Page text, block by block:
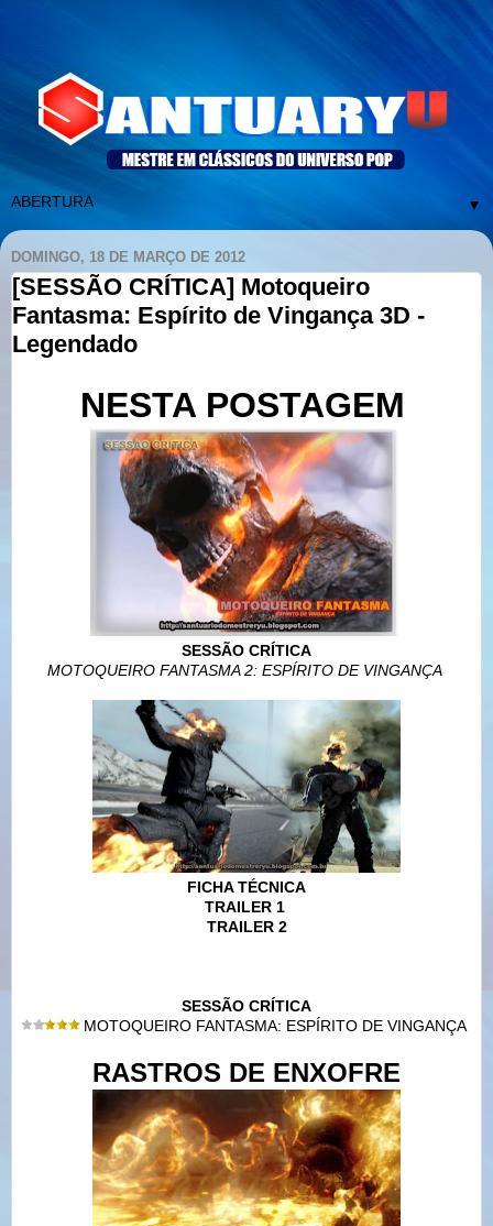
▼
DOMINGO, 18 DE MARÇO DE 2012
[SESSÃO CRÍTICA] Motoqueiro
Fantasma: Espírito de Vingança 3D -
Legendado
NESTA POSTAGEM
SESSÃO CRÍTICA
MOTOQUEIRO FANTASMA 2: ESPÍRITO DE VINGANÇA
FICHA TÉCNICA
TRAILER 1
TRAILER 2
SESSÃO CRÍTICA
MOTOQUEIRO FANTASMA: ESPÍRITO DE VINGANÇA
RASTROS DE ENXOFRE